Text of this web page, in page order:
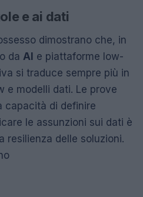
e ai dati
dimostrano che, in
da AI e piattaforme low-
si traduce sempre più in
e modelli dati. Le prove
capacità di definire
le assunzioni sui dati è
resilienza delle soluzioni.